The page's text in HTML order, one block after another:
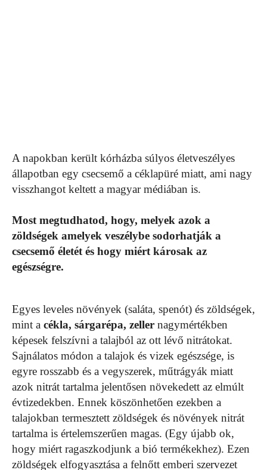
A napokban került kórházba súlyos életveszélyes
állapotban egy csecsemő a céklapüré miatt, ami nagy
visszhangot keltett a magyar médiában is.
Most megtudhatod, hogy, melyek azok a
zöldségek amelyek veszélybe sodorhatják a
csecsemő életét és hogy miért károsak az
egészségre.
Egyes leveles növények (saláta, spenót) és zöldségek,
mint a cékla, sárgarépa, zeller nagymértékben
képesek felszívni a talajból az ott lévő nitrátokat.
Sajnálatos módon a talajok és vizek egészsége, is
egyre rosszabb és a vegyszerek, műtrágyák miatt
azok nitrát tartalma jelentősen növekedett az elmúlt
évtizedekben. Ennek köszönhetően ezekben a
talajokban termesztett zöldségek és növények nitrát
tartalma is értelemszerűen magas. (Egy újabb ok,
hogy miért ragaszkodjunk a bió termékekhez). Ezen
zöldségek elfogyasztása a felnőtt emberi szervezet